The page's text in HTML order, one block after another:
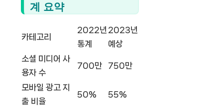
계 요약
카테고리
2022년
통계
2023년
예상
소셜 미디어 사
용자 수
700만 750만
모바일 광고 지
출 비율
50% 55%